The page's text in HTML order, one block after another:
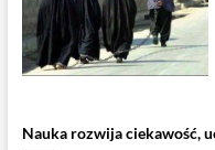
Nauka rozwija ciekawość,